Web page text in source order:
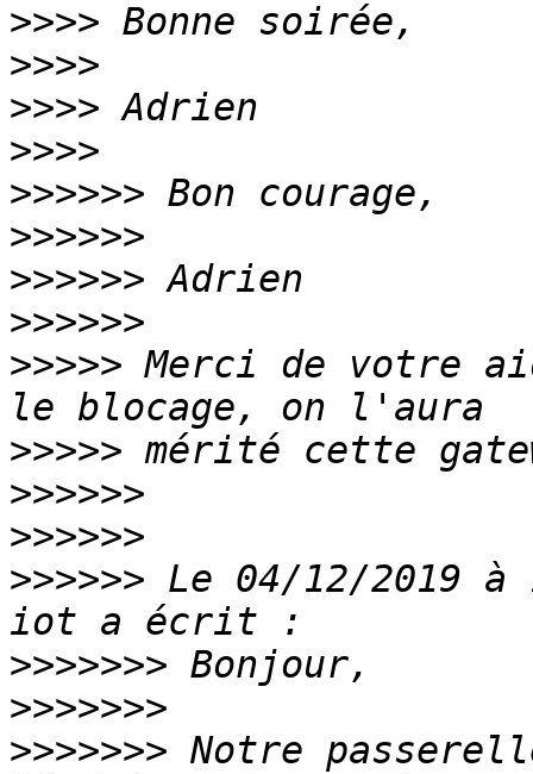
>>>>
>>>>
>>>>
>>>>
>>>>>>
>>>>>>
>>>>>>
>>>>>>
>>>>> Merci de votre
>>>>>
>>>>>>
>>>>>>
>>>>>> Le 04/12/2019
>>>>>>>
>>>>>>>
>>>>>>> Notre